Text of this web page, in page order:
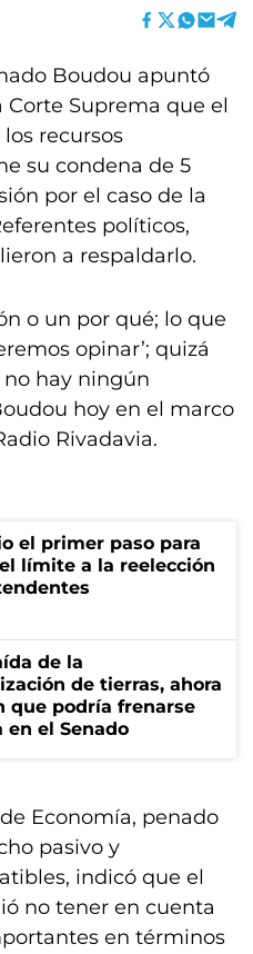
Boudou apuntó
Suprema que el
recursos
su condena de 5
por el caso de la
políticos,
a respaldarlo.
o un por qué; lo que
opinar’; quizá
no hay ningún
hoy en el marco
Rivadavia.
el primer paso para
límite a la reelección
de la
de tierras, ahora
que podría frenarse
en el Senado
Economía, penado
pasivo y
indicó que el
no tener en cuenta
en términos